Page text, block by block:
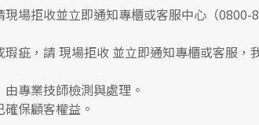
現場拒收並立即通知專櫃或客服中心 （
瑕疵 ，請 現場拒收 並立即通知專櫃或客服，
由專業技師檢測與處理。
保顧客權益。